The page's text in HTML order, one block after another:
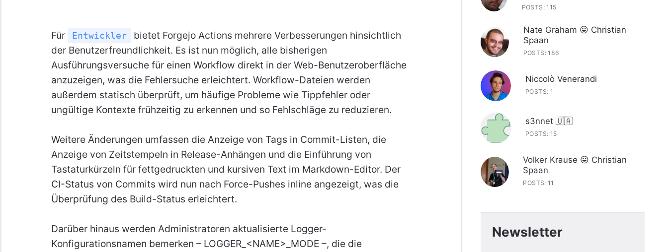
Für Entwickler
bietet Forgejo Actions mehrere Verbesserungen hinsichtlich
der Benutzerfreundlichkeit. Es ist nun möglich, alle bisherigen
Ausführungsversuche für einen Workflow direkt in der Web-Benutzeroberfläche
anzuzeigen, was die Fehlersuche erleichtert. Workflow-Dateien werden
außerdem statisch überprüft, um häufige Probleme wie Tippfehler oder
ungültige Kontexte frühzeitig zu erkennen und so Fehlschläge zu reduzieren.
Weitere Änderungen umfassen die Anzeige von Tags in Commit-Listen, die
Anzeige von Zeitstempeln in Release-Anhängen und die Einführung von
Tastaturkürzeln für fettgedruckten und kursiven Text im Markdown-Editor. Der
CI-Status von Commits wird nun nach Force-Pushes inline angezeigt, was die
Überprüfung des Build-Status erleichtert.
Darüber hinaus werden Administratoren aktualisierte Logger-
Konfigurationsnamen bemerken – LOGGER_<NAME>_MODE –, die die
POSTS: 115
Nate Graham 😛 Christian
Spaan
POSTS: 186
Niccolò Venerandi
POSTS: 1
s3nnet 🇺🇦
POSTS: 15
Volker Krause 😛 Christian
Spaan
POSTS: 11
Newsletter